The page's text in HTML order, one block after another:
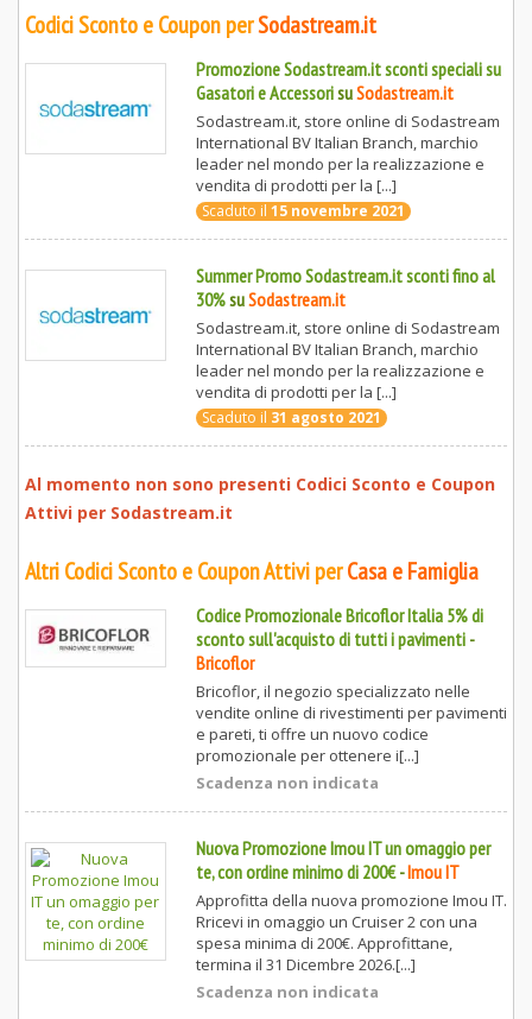
Codici Sconto e Coupon perSodastream.it
Promozione Sodastream.it sconti speciali su
Gasatori e AccessorisuSodastream.it
Sodastream.it, store online di Sodastream
International BV Italian Branch, marchio
leader nel mondo per la realizzazione e
vendita di prodotti per la [...]
Scaduto il 15 novembre 2021
Summer Promo Sodastream.it sconti fino al
30%suSodastream.it
Sodastream.it, store online di Sodastream
International BV Italian Branch, marchio
leader nel mondo per la realizzazione e
vendita di prodotti per la [...]
Scaduto il 31 agosto 2021
Al momento non sono presenti Codici Sconto e Coupon
Attivi per Sodastream.it
Altri Codici Sconto e Coupon Attivi perCasa e Famiglia
Codice Promozionale Bricoflor Italia 5% di
sconto sull'acquisto di tutti i pavimenti -
Bricoflor
Bricoflor, il negozio specializzato nelle
vendite online di rivestimenti per pavimenti
e pareti, ti offre un nuovo codice
promozionale per ottenere i[...]
Scadenza non indicata
Nuova Promozione Imou IT un omaggio per
te, con ordine minimo di 200€-Imou IT
Approfitta della nuova promozione Imou IT.
Rricevi in omaggio un Cruiser 2 con una
spesa minima di 200€. Approfittane,
termina il 31 Dicembre 2026.[...]
Scadenza non indicata